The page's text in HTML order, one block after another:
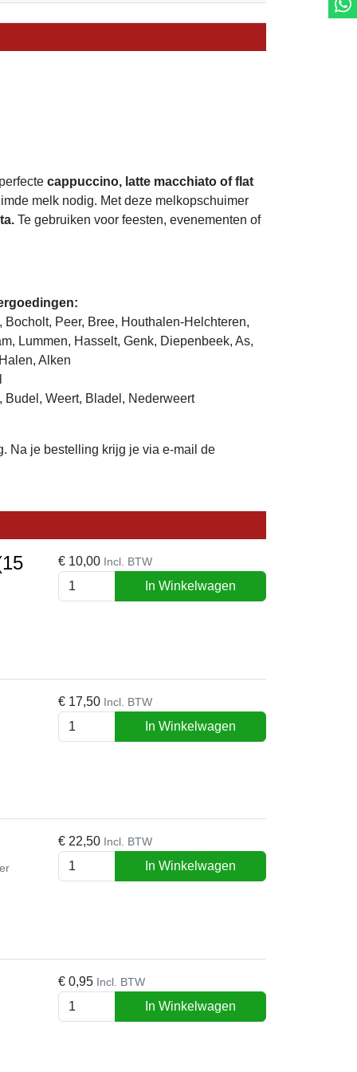
cappuccino, latte macchiato of flat
melk nodig. Met deze melkopschuimer
Te gebruiken voor feesten, evenementen of
Peer, Bree, Houthalen-Helchteren,
Lummen, Hasselt, Genk, Diepenbeek, As,
Alken
Budel, Weert, Bladel, Nederweert
Na je bestelling krijg je via e-mail de
€ 10,00 Incl. BTW
In Winkelwagen
€ 17,50 Incl. BTW
In Winkelwagen
€ 22,50 Incl. BTW
In Winkelwagen
€ 0,95 Incl. BTW
In Winkelwagen